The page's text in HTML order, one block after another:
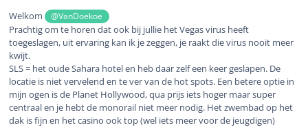
Welkom @VanDoekoe
Prachtig om te horen dat ook bij jullie het Vegas virus heeft
toegeslagen, uit ervaring kan ik je zeggen, je raakt die virus nooit meer
kwijt.
SLS = het oude Sahara hotel en heb daar zelf een keer geslapen. De
locatie is niet vervelend en te ver van de hot spots. Een betere optie in
mijn ogen is de Planet Hollywood, qua prijs iets hoger maar super
centraal en je hebt de monorail niet meer nodig. Het zwembad op het
dak is fijn en het casino ook top (wel iets meer voor de jeugdigen)